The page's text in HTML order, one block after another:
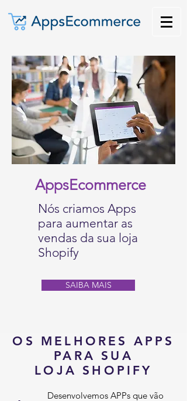
AppsEcommerce
Nós criamos Apps
para aumentar as
vendas da sua loja
Shopify
SAIBA MAIS
OS MELHORES APPS
PARA SUA
LOJA SHOPIFY
Desenvolvemos APPs que vão